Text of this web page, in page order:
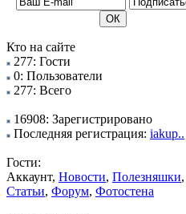
Кто на сайте
277: Гости
0: Пользователи
277: Всего
16908: Зарегистрировано
Последняя регистрация: iakup..
Гости:
Аккаунт, Новости, Полезняшки,
Статьи, Форум, Фотостена